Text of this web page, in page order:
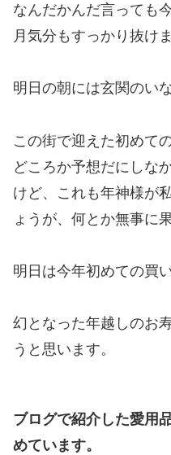
なんだかんだ言っても
月気分もすっかり抜け
明日の朝には玄関のい
この街で迎えた初めて
どころか予想だにしな
けど、これも年神様が
ょうが、何とか無事に
明日は今年初めての買
幻となった年越しのお
うと思います。
ブログで紹介した愛用
めています。